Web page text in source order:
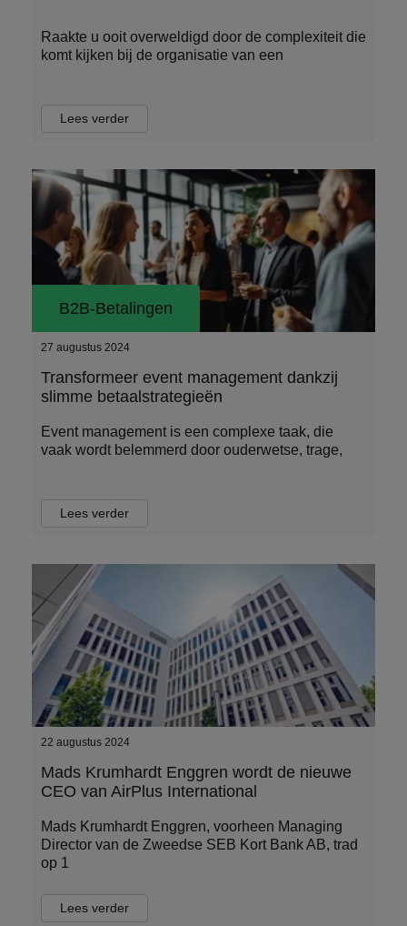
Raakte u ooit overweldigd door de complexiteit die
komt kijken bij de organisatie van een
Lees verder
B2B-Betalingen
27 augustus 2024
Transformeer event management dankzij
slimme betaalstrategieën
Event management is een complexe taak, die
vaak wordt belemmerd door ouderwetse, trage,
Lees verder
22 augustus 2024
Mads Krumhardt Enggren wordt de nieuwe
CEO van AirPlus International
Mads Krumhardt Enggren, voorheen Managing
Director van de Zweedse SEB Kort Bank AB, trad
op 1
Lees verder